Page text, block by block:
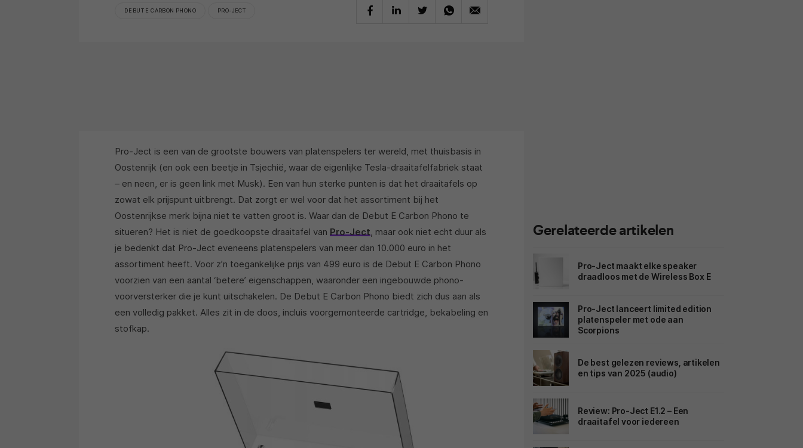
DEBUT E CARBON PHONO PRO-JECT
Pro-Ject is een van de grootste bouwers van platenspelers ter wereld, met thuisbasis in
Oostenrijk (en ook een beetje in Tsjechië, waar de eigenlijke Tesla-draaitafelfabriek staat
– en neen, er is geen link met Musk). Een van hun sterke punten is dat het draaitafels op
zowat elk prijspunt uitbrengt. Dat zorgt er wel voor dat het assortiment bij het
Oostenrijkse merk bijna niet te vatten groot is. Waar dan de Debut E Carbon Phono te
situeren? Het is niet de goedkoopste draaitafel van Pro-Ject , maar ook niet echt duur als
je bedenkt dat Pro-Ject eveneens platenspelers van meer dan 10.000 euro in het
assortiment heeft. Voor z’n toegankelijke prijs van 499 euro is de Debut E Carbon Phono
voorzien van een aantal ‘betere’ eigenschappen, waaronder een ingebouwde phono-
voorversterker die je kunt uitschakelen. De Debut E Carbon Phono biedt zich dus aan als
een volledig pakket. Alles zit in de doos, incluis voorgemonteerde cartridge, bekabeling en
stofkap.
Gerelateerde artikelen
Pro-Ject maakt elke speaker
draadloos met de Wireless Box E
Pro-Ject lanceert limited edition
platenspeler met ode aan
Scorpions
De best gelezen reviews, artikelen
en tips van 2025 (audio)
Review: Pro-Ject E1.2 – Een
draaitafel voor iedereen